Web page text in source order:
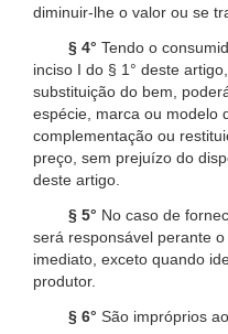
diminuir-lhe o valor ou se
§ 4° Tendo o
inciso I do § 1° deste
substituição do bem,
espécie, marca ou modelo
complementação ou
preço, sem prejuízo do
deste artigo.
§ 5° No caso de
será responsável perante
imediato, exceto quando
produtor.
§ 6° São impróprios